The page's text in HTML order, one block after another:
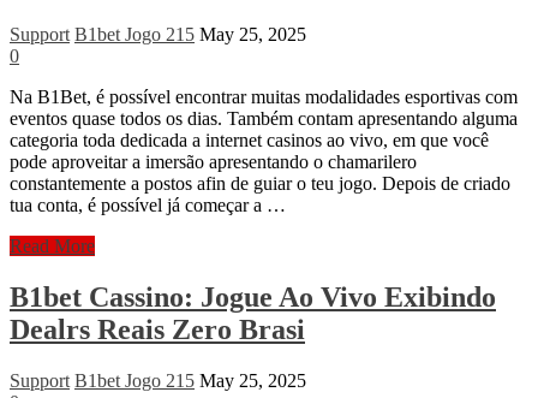
Support B1bet Jogo 215 May 25, 2025
0
Na B1Bet, é possível encontrar muitas modalidades esportivas com
eventos quase todos os dias. Também contam apresentando alguma
categoria toda dedicada a internet casinos ao vivo, em que você
pode aproveitar a imersão apresentando o chamarilero
constantemente a postos afin de guiar o teu jogo. Depois de criado
tua conta, é possível já começar a …
B1bet
Dentre
No
Site
Read More
B1bet Cassino: Jogue Ao Vivo Exibindo
Dealrs Reais Zero Brasi
Support B1bet Jogo 215 May 25, 2025